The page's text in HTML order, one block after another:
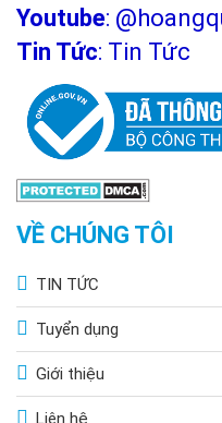
Youtube:
Tin Tức: Tin Tức
VỀ CHÚNG TÔI
TIN TỨC
Tuyển dụng
Giới thiệu
Liên hệ